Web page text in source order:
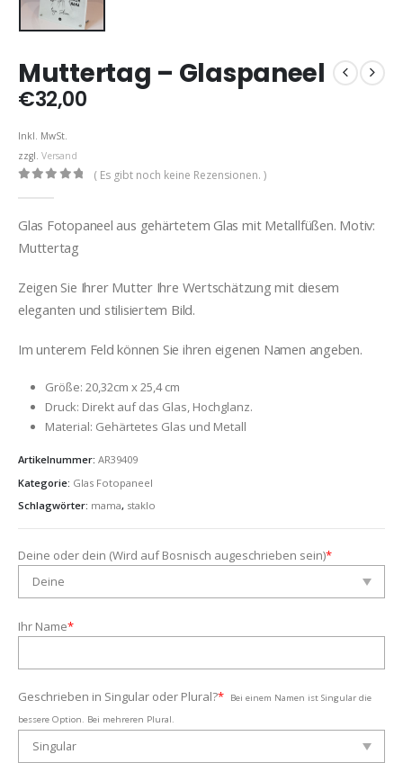
Muttertag – Glaspaneel
€32,00
Inkl. MwSt.
zzgl. Versand
( Es gibt noch keine Rezensionen. )
Glas Fotopaneel aus gehärtetem Glas mit Metallfüßen. Motiv:
Muttertag
Zeigen Sie Ihrer Mutter Ihre Wertschätzung mit diesem
eleganten und stilisiertem Bild.
Im unterem Feld können Sie ihren eigenen Namen angeben.
Größe: 20,32cm x 25,4 cm
Druck: Direkt auf das Glas, Hochglanz.
Material: Gehärtetes Glas und Metall
Artikelnummer: AR39409
Kategorie: Glas Fotopaneel
Schlagwörter: mama, staklo
Deine oder dein (Wird auf Bosnisch augeschrieben sein)*
Ihr Name*
Geschrieben in Singular oder Plural?*
Bei einem Namen ist Singular die
bessere Option. Bei mehreren Plural.